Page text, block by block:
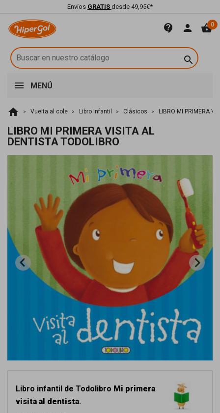
Envíos GRATIS desde 49,95€*
contact_support person shopping_basket0

MENÚ
home Vuelta al cole Libro infantil Clásicos LIBRO MI PRIMERA
LIBRO MI PRIMERA VISITA AL
DENTISTA TODOLIBRO
Libro infantil de Todolibro Mi primera
visita al dentista.